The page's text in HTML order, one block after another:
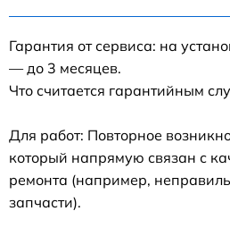
Гарантия от сервиса: на
— до 3 месяцев.
Что считается гарантийным
Для работ: Повторное
который напрямую связан с
ремонта (например,
запчасти).